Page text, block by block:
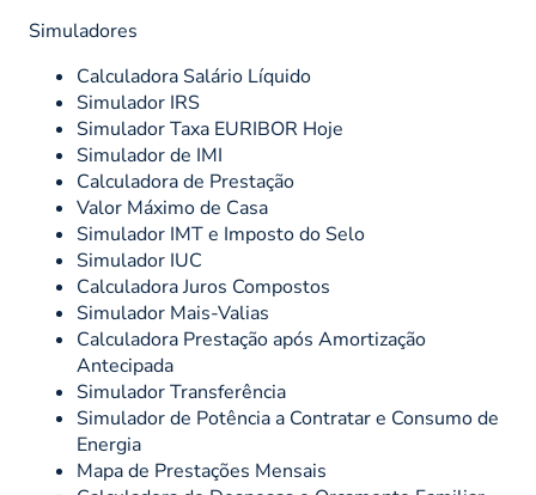
Simuladores
Calculadora Salário Líquido
Simulador IRS
Simulador Taxa EURIBOR Hoje
Simulador de IMI
Calculadora de Prestação
Valor Máximo de Casa
Simulador IMT e Imposto do Selo
Simulador IUC
Calculadora Juros Compostos
Simulador Mais-Valias
Calculadora Prestação após Amortização
Antecipada
Simulador Transferência
Simulador de Potência a Contratar e Consumo de
Energia
Mapa de Prestações Mensais